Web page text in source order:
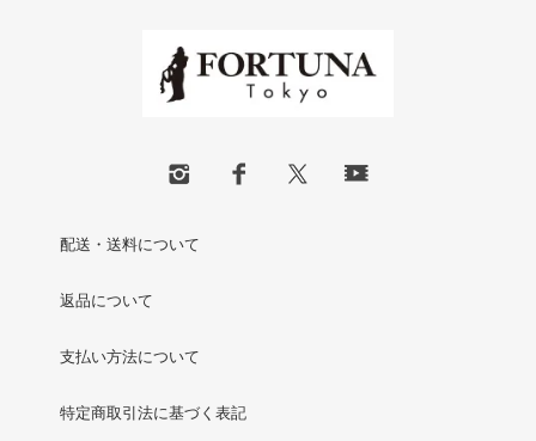
配送・送料について
返品について
支払い方法について
特定商取引法に基づく表記